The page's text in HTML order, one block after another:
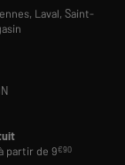
Laval,Saint-
partir de 9€90